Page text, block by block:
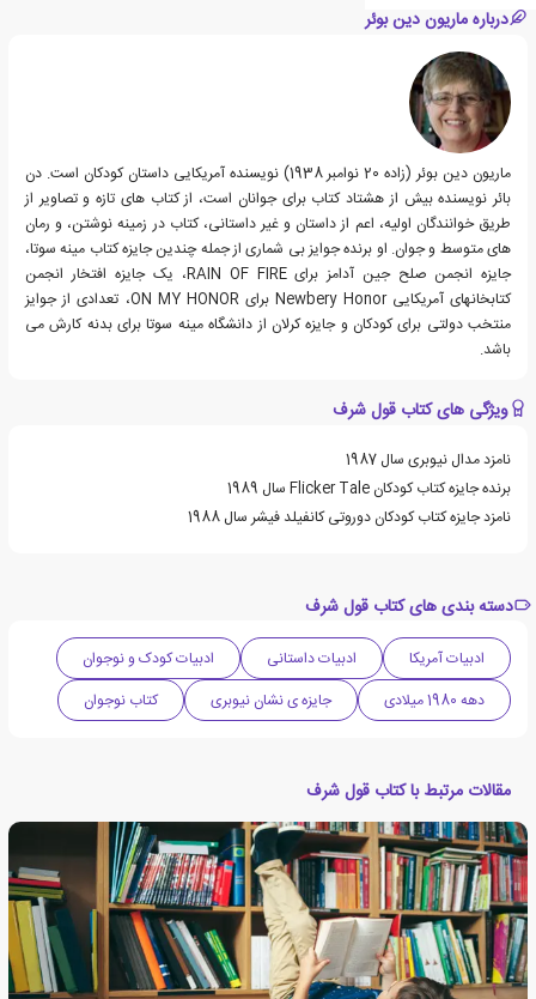
درباره ماریون دین بوئر
ماریون دین بوئر (زاده 20 نوامبر 1938) نویسنده آمریکایی داستان کودکان است. دن
بائر نویسنده بیش از هشتاد کتاب برای جوانان است، از کتاب های تازه و تصاویر از
طریق خوانندگان اولیه، اعم از داستان و غیر داستانی، کتاب در زمینه نوشتن، و رمان
های متوسط و جوان. او برنده جوایز بی شماری از جمله چندین جایزه کتاب مینه سوتا،
جایزه انجمن صلح جین آدامز برای RAIN OF FIRE، یک جایزه افتخار انجمن
کتابخانهای آمریکایی Newbery Honor برای ON MY HONOR، تعدادی از جوایز
منتخب دولتی برای کودکان و جایزه کرلان از دانشگاه مینه سوتا برای بدنه کارش می
باشد.
ویژگی های کتاب قول شرف
نامزد مدال نیوبری سال 1987
برنده جایزه کتاب کودکان Flicker Tale سال 1989
نامزد جایزه کتاب کودکان دوروتی کانفیلد فیشر سال 1988
دسته بندی های کتاب قول شرف
ادبیات آمریکا ادبیات داستانی
ادبیات کودک و نوجوان
دهه 1980 میلادی
جایزه ی نشان نیوبری کتاب نوجوان
مقالات مرتبط با کتاب قول شرف